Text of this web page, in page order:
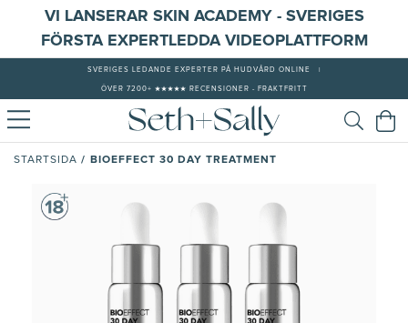
VI LANSERAR SKIN ACADEMY - SVERIGES
FÖRSTA EXPERTLEDDA VIDEOPLATTFORM
SVERIGES LEDANDE EXPERTER PÅ HUDVÅRD ONLINE
ÖVER 7200+ ★★★★★ RECENSIONER - FRAKTFRITT
STARTSIDA / BIOEFFECT 30 DAY TREATMENT